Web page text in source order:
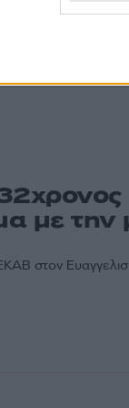
τη Μεγάλη
με την
στον